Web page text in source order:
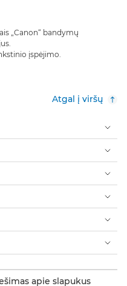
„Canon“ bandymų
įspėjimo.
Atgal į viršų
apie slapukus